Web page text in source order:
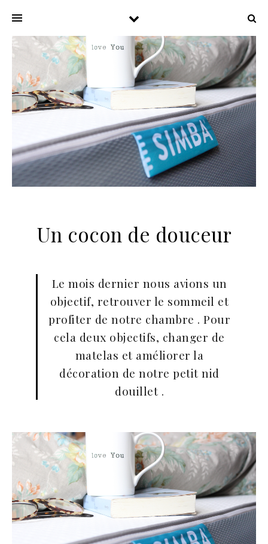
Un cocon de douceur
Le mois dernier nous avions un
objectif, retrouver le sommeil et
profiter de notre chambre . Pour
cela deux objectifs, changer de
matelas et améliorer la
décoration de notre petit nid
douillet .